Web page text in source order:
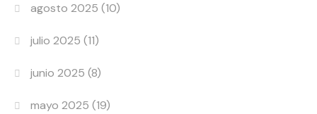
agosto 2025 (10)
julio 2025 (11)
junio 2025 (8)
mayo 2025 (19)